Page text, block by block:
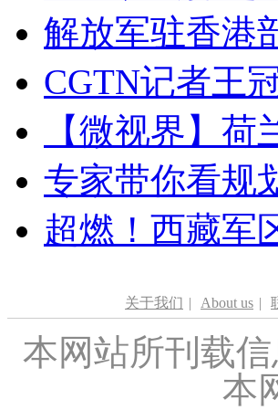
解放军驻香港
CGTN记者王
【微视界】
专家带你看规
超燃！西藏军
关于我们 | About us |
本网站所刊载
本